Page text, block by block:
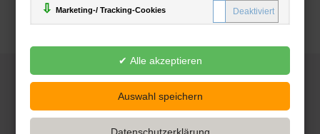
Marketing-/ Tracking-Cookies
Deutsche-Buchhandlung.de
www.deutsche-buchhandlung.de ist ein Angebot der
Handelsgesellschaft mbH
Powered by Inooga